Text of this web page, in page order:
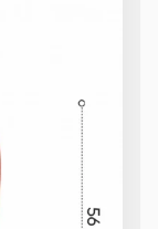
chưa qua sử
MyChair cung
mà chúng tôi
chọn được
được hoàn tiền
khách tiến hành